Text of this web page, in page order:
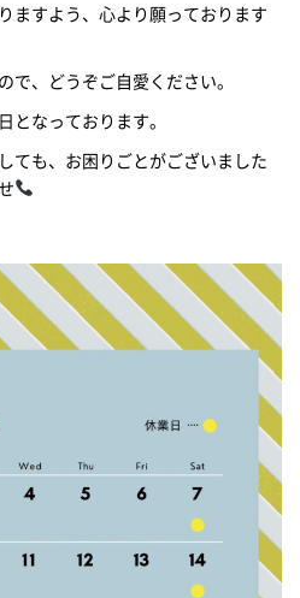
ますよう、心より願っております
、どうぞご自愛ください。
となっております。
ても、お困りごとがございました